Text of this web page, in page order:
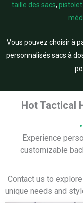
taille des sacs, pistolet
Vous pouvez choisir à
personnalisés sacs à
Hot Tactical
Experience
customizable
Contact us to
unique needs and